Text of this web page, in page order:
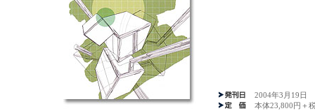
2004年3月19日
本体23,800円＋